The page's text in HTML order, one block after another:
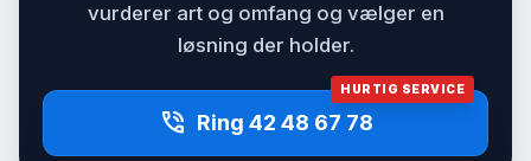
vurderer art og omfang og vælger en
løsning der holder.
HURTIG SERVICE
phone_in_talk Ring 42 48 67 78